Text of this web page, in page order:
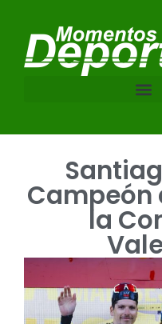
Campeón
la